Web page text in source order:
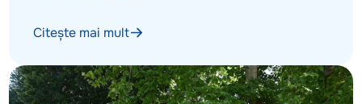
Citește mai mult